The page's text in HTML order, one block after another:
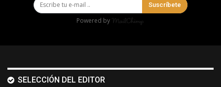
Suscríbete
Powered by
SELECCIÓN DEL EDITOR